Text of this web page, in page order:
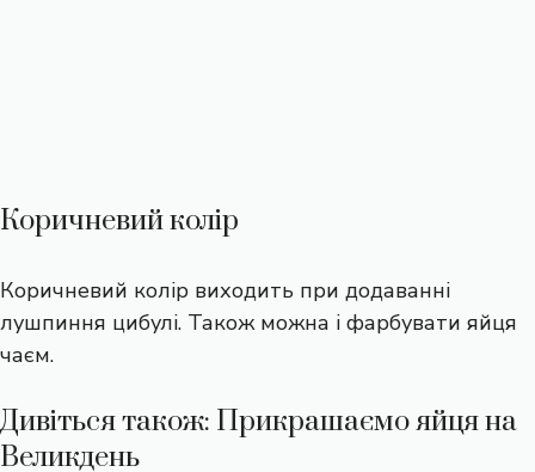
Коричневий колір
Коричневий колір виходить при додаванні
лушпиння цибулі. Також можна і фарбувати яйця
чаєм.
Дивіться також: Прикрашаємо яйця на
Великдень